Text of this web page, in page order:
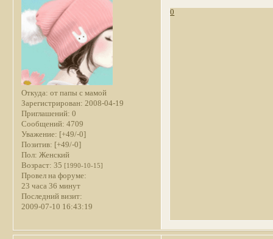
Откуда: от папы с мамой
Зарегистрирован: 2008-04-19
Приглашений: 0
Сообщений: 4709
Уважение: [+49/-0]
Позитив: [+49/-0]
Пол: Женский
Возраст: 35 [1990-10-15]
Провел на форуме:
23 часа 36 минут
Последний визит:
2009-07-10 16:43:19
0